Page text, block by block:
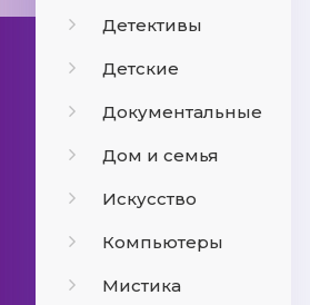
Детективы
Детские
Документальные
Дом и семья
Искусство
Компьютеры
Мистика